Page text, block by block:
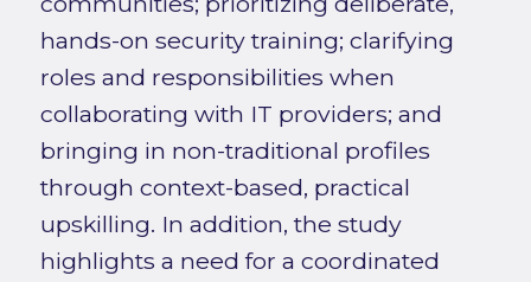
hands-on security training; clarifying
roles and responsibilities when
collaborating with IT providers; and
bringing in non-traditional profiles
through context-based, practical
upskilling. In addition, the study
highlights a need for a coordinated